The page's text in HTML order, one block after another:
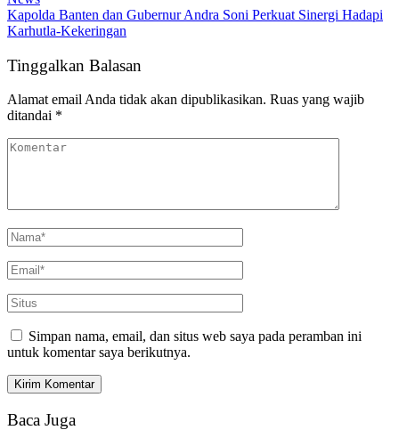
Kapolda Banten dan Gubernur Andra Soni Perkuat Sinergi Hadapi
Karhutla-Kekeringan
Tinggalkan Balasan
Alamat email Anda tidak akan dipublikasikan. Ruas yang wajib
ditandai *
Simpan nama, email, dan situs web saya pada peramban ini
untuk komentar saya berikutnya.
Baca Juga